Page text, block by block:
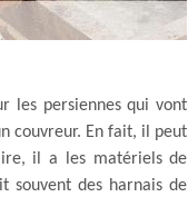
les persiennes qui vont
couvreur. En fait, il peut
il a les matériels de
souvent des harnais de